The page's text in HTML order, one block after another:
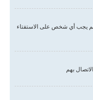
لم يجب أي شخص على الاستفتاء
بهم